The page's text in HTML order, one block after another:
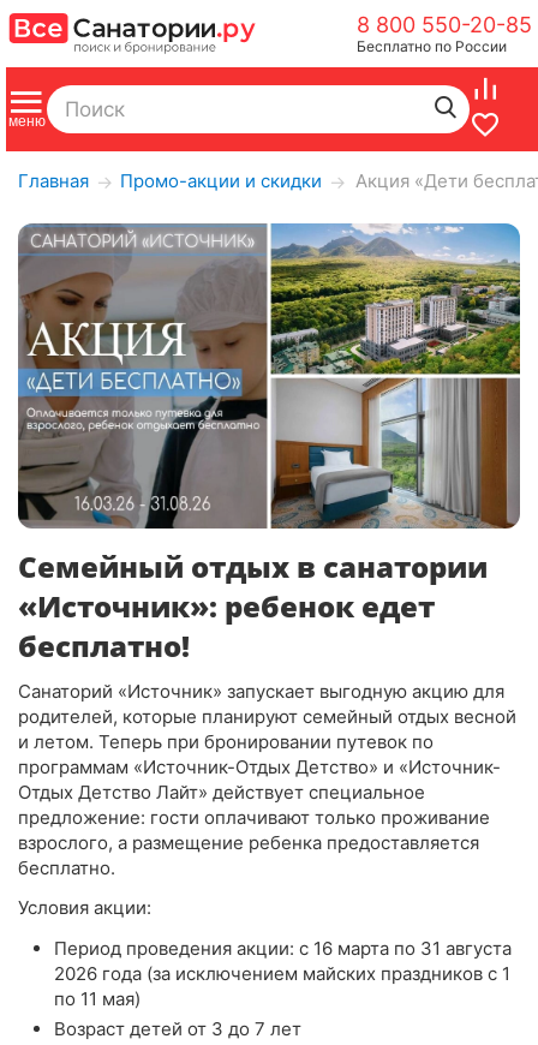
8 800 550-20-85
Бесплатно по России
Главная → Промо-акции и скидки → Акция «Дети
Семейный отдых в санатории
«Источник»: ребенок едет
бесплатно!
Санаторий «Источник» запускает выгодную акцию для
родителей, которые планируют семейный отдых весной
и летом. Теперь при бронировании путевок по
программам «Источник-Отдых Детство» и «Источник-
Отдых Детство Лайт» действует специальное
предложение: гости оплачивают только проживание
взрослого, а размещение ребенка предоставляется
бесплатно.
Условия акции:
Период проведения акции: с 16 марта по 31 августа
2026 года (за исключением майских праздников с 1
по 11 мая)
Возраст детей от 3 до 7 лет